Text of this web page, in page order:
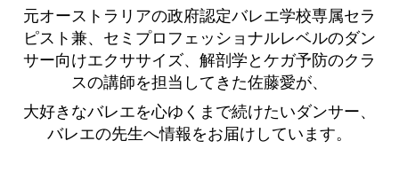
元オーストラリアの政府認定バレエ学校専属セラ
ピスト兼、セミプロフェッショナルレベルのダン
サー向けエクササイズ、解剖学とケガ予防のクラ
スの講師を担当してきた佐藤愛が、
大好きなバレエを心ゆくまで続けたいダンサー、
バレエの先生へ情報をお届けしています。